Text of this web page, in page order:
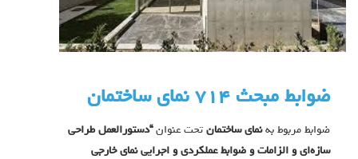
ضوابط مبحث ٧١٤ نمای ساختمان
ضوابط مربوط بهنمای ساختمان تحت عنوان“دستورالعمل طراحی
سازه‌ای و الزامات و ضوابط عملکردی و اجرایی نمای خارجی